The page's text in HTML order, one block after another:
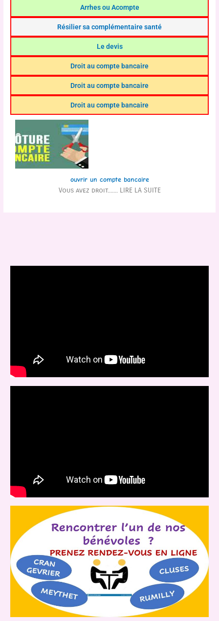
Arrhes ou Acompte
Résilier sa complémentaire santé
Le devis
Droit au compte bancaire
Droit au compte bancaire
Droit au compte bancaire
ouvrir un compte bancaire
Vous avez droit....... LIRE LA SUITE